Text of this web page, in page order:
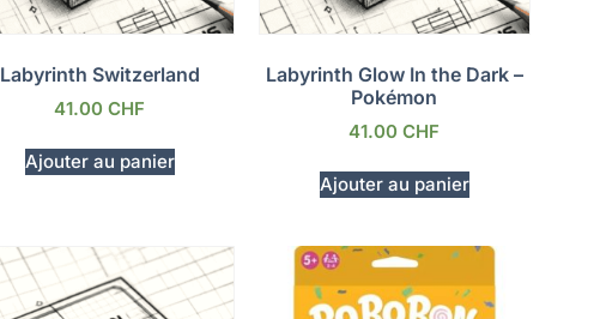
Labyrinth Switzerland
41.00CHF
Ajouter au panier
Labyrinth Glow In the Dark –
Pokémon
41.00CHF
Ajouter au panier